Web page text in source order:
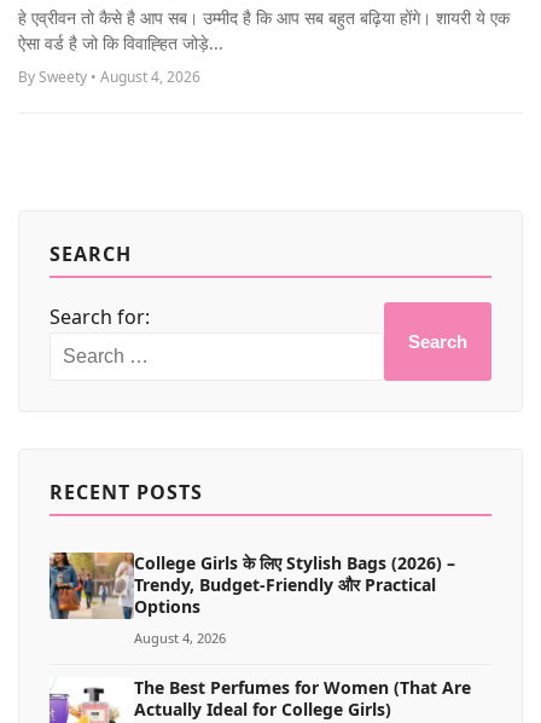
MORE
हे एव्रीवन तो कैसे है आप सब। उम्मीद है कि आप सब बहुत बढ़िया होंगे। शायरी ये एक
ऐसा वर्ड है जो कि विवाह्हित जोड़े...
By Sweety • August 4, 2026
SEARCH
Search for:
Search
RECENT POSTS
College Girls के लिए Stylish Bags (2026) –
Trendy, Budget-Friendly और Practical
Options
August 4, 2026
The Best Perfumes for Women (That Are
Actually Ideal for College Girls)